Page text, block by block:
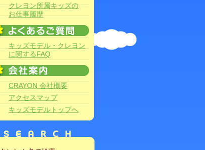
クレヨン所属キッズの
お仕事履歴
キッズモデル・クレヨン
に関するFAQ
CRAYON 会社概要
アクセスマップ
キッズモデルトップへ